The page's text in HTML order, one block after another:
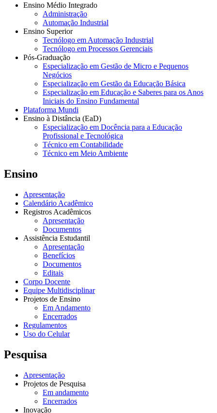
Ensino Médio Integrado
Administração
Automação Industrial
Ensino Superior
Tecnólogo em Automação Industrial
Tecnólogo em Processos Gerenciais
Pós-Graduação
Especialização em Gestão de Micro e Pequenos
Negócios
Especialização em Gestão da Educação Básica
Especialização em Educação e Saberes para os Anos
Iniciais do Ensino Fundamental
Plataforma Mundi
Ensino à Distância (EaD)
Especialização em Docência para a Educação
Profissional e Tecnológica
Técnico em Contabilidade
Técnico em Meio Ambiente
Ensino
Apresentação
Calendário Acadêmico
Registros Acadêmicos
Apresentação
Documentos
Assistência Estudantil
Apresentação
Benefícios
Documentos
Editais
Corpo Docente
Equipe Multidisciplinar
Projetos de Ensino
Em Andamento
Encerrados
Regulamentos
Uso do Celular
Pesquisa
Apresentação
Projetos de Pesquisa
Em andamento
Encerrados
Inovação